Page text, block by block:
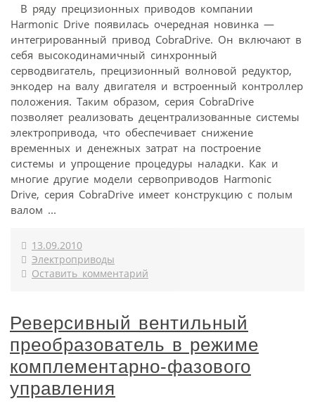
В ряду прецизионных приводов компании
Harmonic Drive появилась очередная новинка —
интегрированный привод CobraDrive. Он включают в
себя высокодинамичный синхронный
серводвигатель, прецизионный волновой редуктор,
энкодер на валу двигателя и встроенный контроллер
положения. Таким образом, серия CobraDrive
позволяет реализовать децентрализованные системы
электропривода, что обеспечивает снижение
временных и денежных затрат на построение
системы и упрощение процедуры наладки. Как и
многие другие модели сервоприводов Harmonic
Drive, серия CobraDrive имеет конструкцию с полым
валом ...
13.09.2010
Электроприводы
Оставить комментарий
Реверсивный вентильный
преобразователь в режиме
комплементарно-фазового
управления